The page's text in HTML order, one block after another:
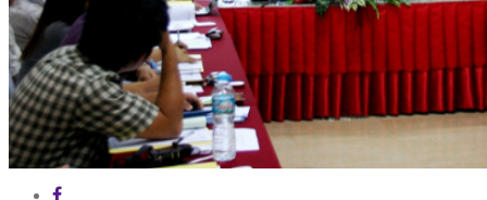
Login/Sign up
Email: contact@gmail.com
Phone: +100 1234 2345
Address: 123 Sullivan St., New York, US